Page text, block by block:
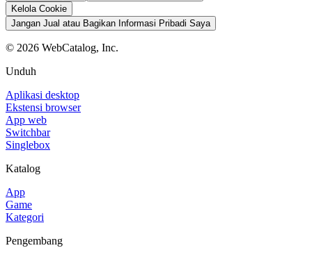
Kelola Cookie
Jangan Jual atau Bagikan Informasi Pribadi Saya
© 2026 WebCatalog, Inc.
Unduh
Aplikasi desktop
Ekstensi browser
App web
Switchbar
Singlebox
Katalog
App
Game
Kategori
Pengembang